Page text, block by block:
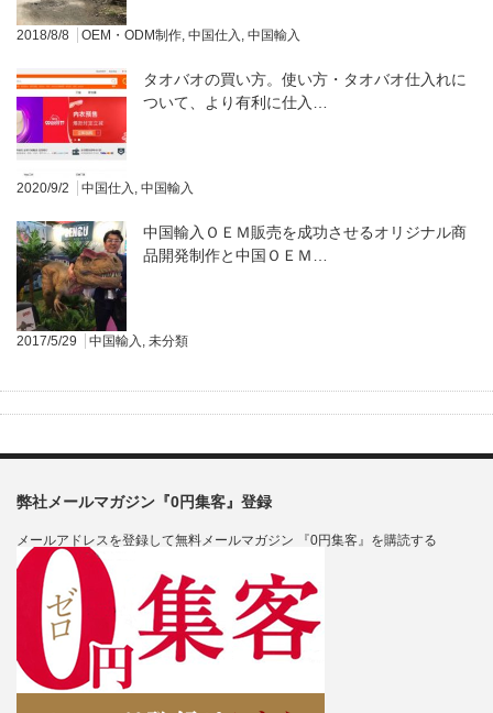
2018/8/8 OEM・ODM制作, 中国仕入 , 中国輸入
タオバオの買い方。使い方・タオバオ仕入れに
ついて、より有利に仕入…
2020/9/2 中国仕入 , 中国輸入
中国輸入ＯＥＭ販売を成功させるオリジナル商
品開発制作と中国ＯＥＭ…
2017/5/29 中国輸入 , 未分類
弊社メールマガジン『0円集客』登録
メールアドレスを登録して無料メールマガジン 『0円集客』を購読する